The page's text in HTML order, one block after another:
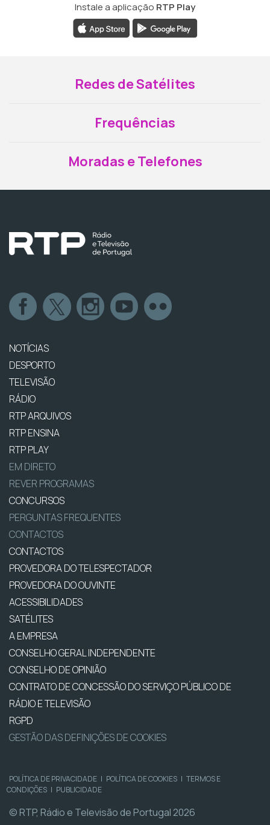
Instale a aplicação RTP Play
Redes de Satélites
Frequências
Moradas e Telefones
NOTÍCIAS
DESPORTO
TELEVISÃO
RÁDIO
RTP ARQUIVOS
RTP ENSINA
RTP PLAY
EM DIRETO
REVER PROGRAMAS
CONCURSOS
PERGUNTAS FREQUENTES
CONTACTOS
CONTACTOS
PROVEDORA DO TELESPECTADOR
PROVEDORA DO OUVINTE
ACESSIBILIDADES
SATÉLITES
A EMPRESA
CONSELHO GERAL INDEPENDENTE
CONSELHO DE OPINIÃO
CONTRATO DE CONCESSÃO DO SERVIÇO PÚBLICO DE
RÁDIO E TELEVISÃO
RGPD
GESTÃO DAS DEFINIÇÕES DE COOKIES
POLÍTICA DE PRIVACIDADE | POLÍTICA DE COOKIES | TERMOS E
CONDIÇÕES | PUBLICIDADE
© RTP, Rádio e Televisão de Portugal 2026